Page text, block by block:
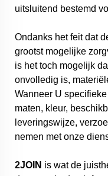
uitsluitend bestemd
Ondanks het feit dat
grootst mogelijke
is het toch mogelijk
onvolledig is,
Wanneer U
maten, kleur,
leveringswijze,
nemen met onze
2JOIN is wat de